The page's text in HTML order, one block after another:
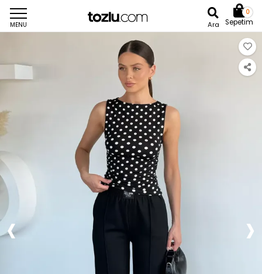
MENU Ara
0
Sepetim